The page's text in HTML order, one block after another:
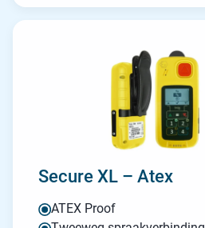
Secure XL – Atex
ATEX Proof